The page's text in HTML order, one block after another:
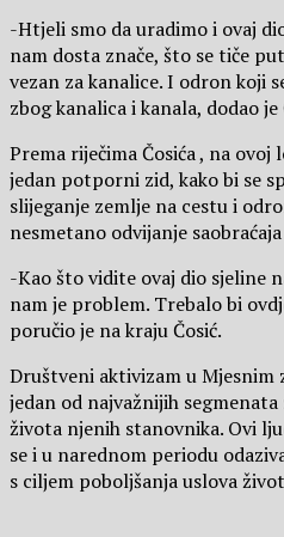
-Htjeli smo da uradimo i ovaj
nam dosta znače, što se tiče
vezan za kanalice. I odron koji
zbog kanalica i kanala, dodao je
Prema riječima Čosića , na
jedan potporni zid, kako bi se
slijeganje zemlje na cestu i
nesmetano odvijanje
-Kao što vidite ovaj dio sjeline
nam je problem. Trebalo bi
poručio je na kraju Čosić.
Društveni aktivizam u Mjesnim
jedan od najvažnijih
života njenih stanovnika. Ovi
se i u narednom periodu
s ciljem poboljšanja uslova